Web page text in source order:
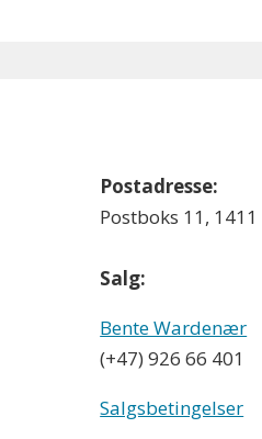
Postadresse:
Postboks 11,
Salg:
Bente Wardenær
(+47) 926 66 401
Salgsbetingelser